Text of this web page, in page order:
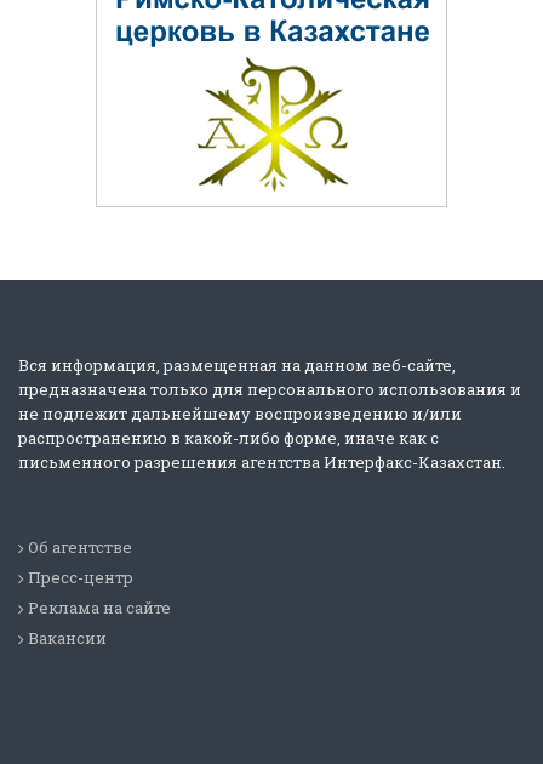
Вся информация, размещенная на данном веб-сайте,
предназначена только для персонального использования и
не подлежит дальнейшему воспроизведению и/или
распространению в какой-либо форме, иначе как с
письменного разрешения агентства Интерфакс-Казахстан.
Об агентстве
Пресс-центр
Реклама на сайте
Вакансии